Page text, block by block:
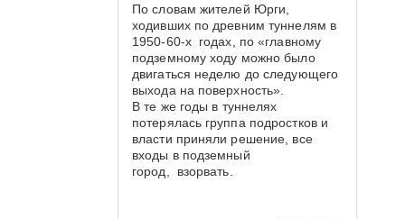
По словам жителей Юрги,
ходивших по древним туннелям в
1950-60-х годах, по «главному
подземному ходу можно было
двигаться неделю до следующего
выхода на поверхность».
В те же годы в туннелях
потерялась группа подростков и
власти приняли решение, все
входы в подземный
город, взорвать.